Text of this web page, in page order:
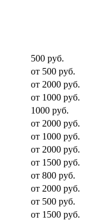
500 руб.
от 500 руб.
от 2000 руб.
от 1000 руб.
1000 руб.
от 2000 руб.
от 1000 руб.
от 2000 руб.
от 1500 руб.
от 800 руб.
от 2000 руб.
от 500 руб.
от 1500 руб.